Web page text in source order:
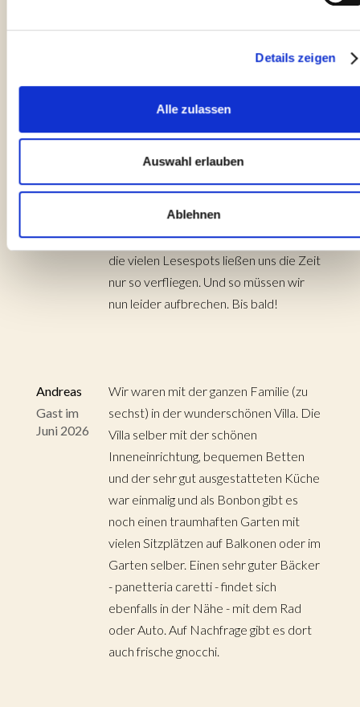
Details zeigen
Alle zulassen
Auswahl erlauben
Ablehnen
Gast im
Liebe Frau Grau, wir haben uns wirklich
sehr wohl gefühlt in Ihrer geschmackvoll
wohltuend und haben unseren
Stadtseelen Gutes getan. Die detailliert
perfekt abgestimmte Einrichtung und
die vielen Lesespots ließen uns die Zeit
nur so verfliegen. Und so müssen wir
nun leider aufbrechen. Bis bald!
Andreas
Gast im
Juni 2026
Wir waren mit der ganzen Familie (zu
sechst) in der wunderschönen Villa. Die
Villa selber mit der schönen
Inneneinrichtung, bequemen Betten
und der sehr gut ausgestatteten Küche
war einmalig und als Bonbon gibt es
noch einen traumhaften Garten mit
vielen Sitzplätzen auf Balkonen oder im
Garten selber. Einen sehr guter Bäcker
- panetteria caretti - findet sich
ebenfalls in der Nähe - mit dem Rad
oder Auto. Auf Nachfrage gibt es dort
auch frische gnocchi.